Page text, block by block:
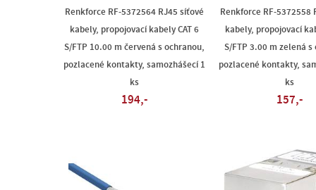
Renkforce RF-5372564 RJ45 síťové
kabely, propojovací kabely CAT 6
S/FTP 10.00 m červená s ochranou,
pozlacené kontakty, samozhášecí 1
ks
194,-
Renkforce RF-5372558
kabely, propojovací
S/FTP 3.00 m zelená s
pozlacené kontakty,
ks
157,-